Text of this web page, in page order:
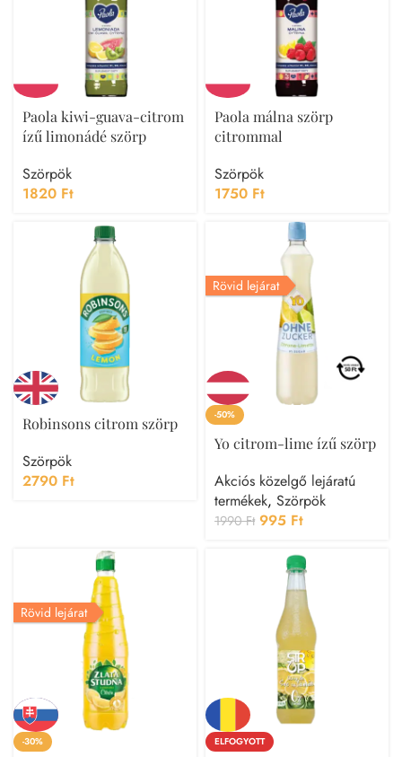
Paola kiwi-guava-citrom
ízű limonádé szörp
Szörpök
1820 Ft
Paola málna szörp
citrommal
Szörpök
1750 Ft
Robinsons citrom szörp
Szörpök
2790 Ft
Rövid lejárat
-50%
Yo citrom-lime ízű szörp
Akciós közelgő lejáratú
termékek, Szörpök
1990Ft 995 Ft
Rövid lejárat
-30% ELFOGYOTT